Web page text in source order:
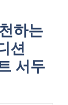
하는
션
서두